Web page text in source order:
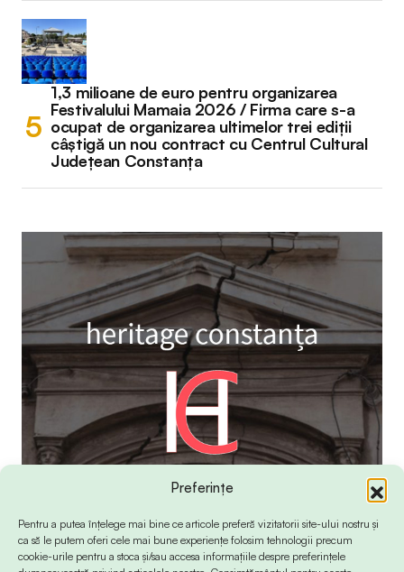
Preferințe
Pentru a putea înțelege mai bine ce articole preferă vizitatorii site-ului nostru și
ca să le putem oferi cele mai bune experiențe folosim tehnologii precum
cookie-urile pentru a stoca și/sau accesa informațiile despre preferințele
1,3 milioane de euro pentru organizarea
Festivalului Mamaia 2026 / Firma care s-a
ocupat de organizarea ultimelor trei ediții
câștigă un nou contract cu Centrul Cultural
Județean Constanța